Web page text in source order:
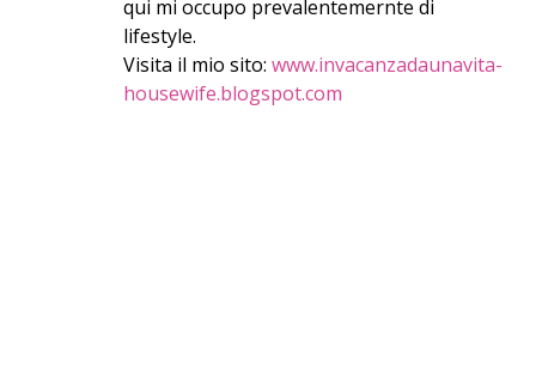
qui mi occupo prevalentemernte di
lifestyle.
Visita il mio sito:www.invacanzadaunavita-
housewife.blogspot.com